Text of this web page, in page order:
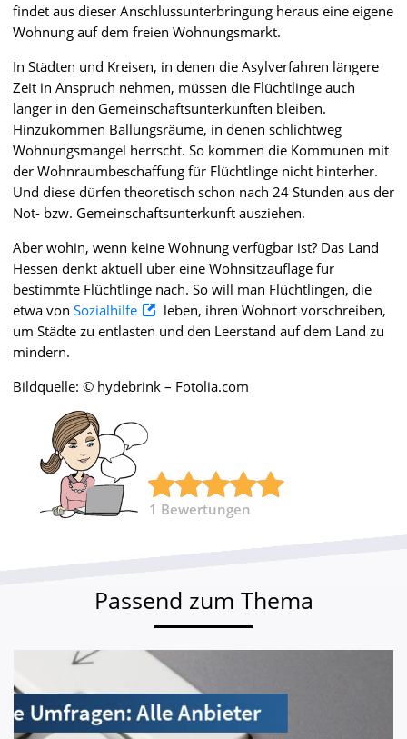
findet aus dieser Anschlussunterbringung heraus eine eigene
Wohnung auf dem freien Wohnungsmarkt.
In Städten und Kreisen, in denen die Asylverfahren längere
Zeit in Anspruch nehmen, müssen die Flüchtlinge auch
länger in den Gemeinschaftsunterkünften bleiben.
Hinzukommen Ballungsräume, in denen schlichtweg
Wohnungsmangel herrscht. So kommen die Kommunen mit
der Wohnraumbeschaffung für Flüchtlinge nicht hinterher.
Und diese dürfen theoretisch schon nach 24 Stunden aus der
Not- bzw. Gemeinschaftsunterkunft ausziehen.
Aber wohin, wenn keine Wohnung verfügbar ist? Das Land
Hessen denkt aktuell über eine Wohnsitzauflage für
bestimmte Flüchtlinge nach. So will man Flüchtlingen, die
etwa von Sozialhilfe
leben, ihren Wohnort vorschreiben,
um Städte zu entlasten und den Leerstand auf dem Land zu
mindern.
Bildquelle: © hydebrink – Fotolia.com
1 Bewertungen
Passend zum Thema